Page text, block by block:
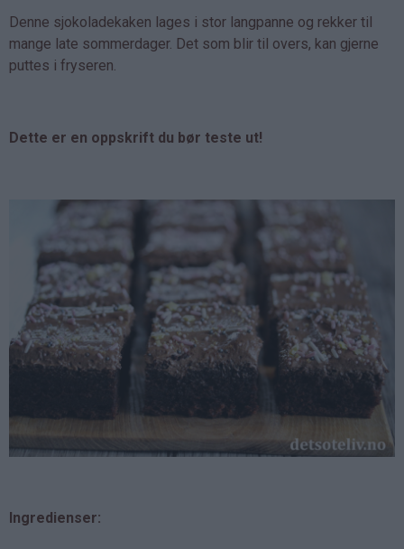
Denne sjokoladekaken lages i stor langpanne og rekker til
mange late sommerdager. Det som blir til overs, kan gjerne
puttes i fryseren.
Dette er en oppskrift du bør teste ut!
Ingredienser: